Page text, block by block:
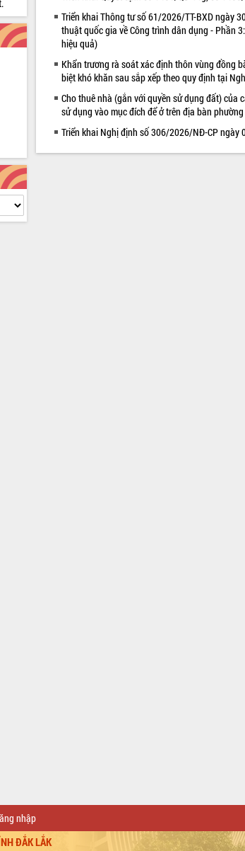
Triển khai Thông tư số 61/2026/TT-BXD ngày
thuật quốc gia về Công trình dân dụng - Phần
hiệu quả)
Khẩn trương rà soát xác định thôn vùng đồng
biệt khó khăn sau sắp xếp theo quy định tại
Cho thuê nhà (gắn với quyền sử dụng đất) của
sử dụng vào mục đích để ở trên địa bàn
Triển khai Nghị định số 306/2026/NĐ-CP ngày
nhập
ĐẮK LẮK